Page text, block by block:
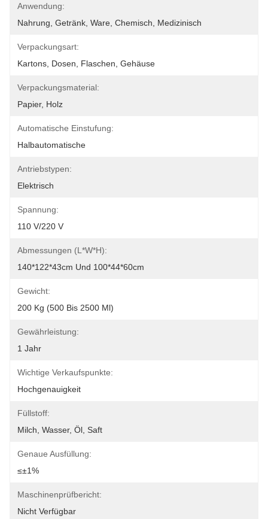
Anwendung:
Nahrung, Getränk, Ware, Chemisch, Medizinisch
Verpackungsart:
Kartons, Dosen, Flaschen, Gehäuse
Verpackungsmaterial:
Papier, Holz
Automatische Einstufung:
Halbautomatische
Antriebstypen:
Elektrisch
Spannung:
110 V/220 V
Abmessungen (L*W*H):
140*122*43cm Und 100*44*60cm
Gewicht:
200 Kg (500 Bis 2500 Ml)
Gewährleistung:
1 Jahr
Wichtige Verkaufspunkte:
Hochgenauigkeit
Füllstoff:
Milch, Wasser, Öl, Saft
Genaue Ausfüllung:
≤±1%
Maschinenprüfbericht:
Nicht Verfügbar